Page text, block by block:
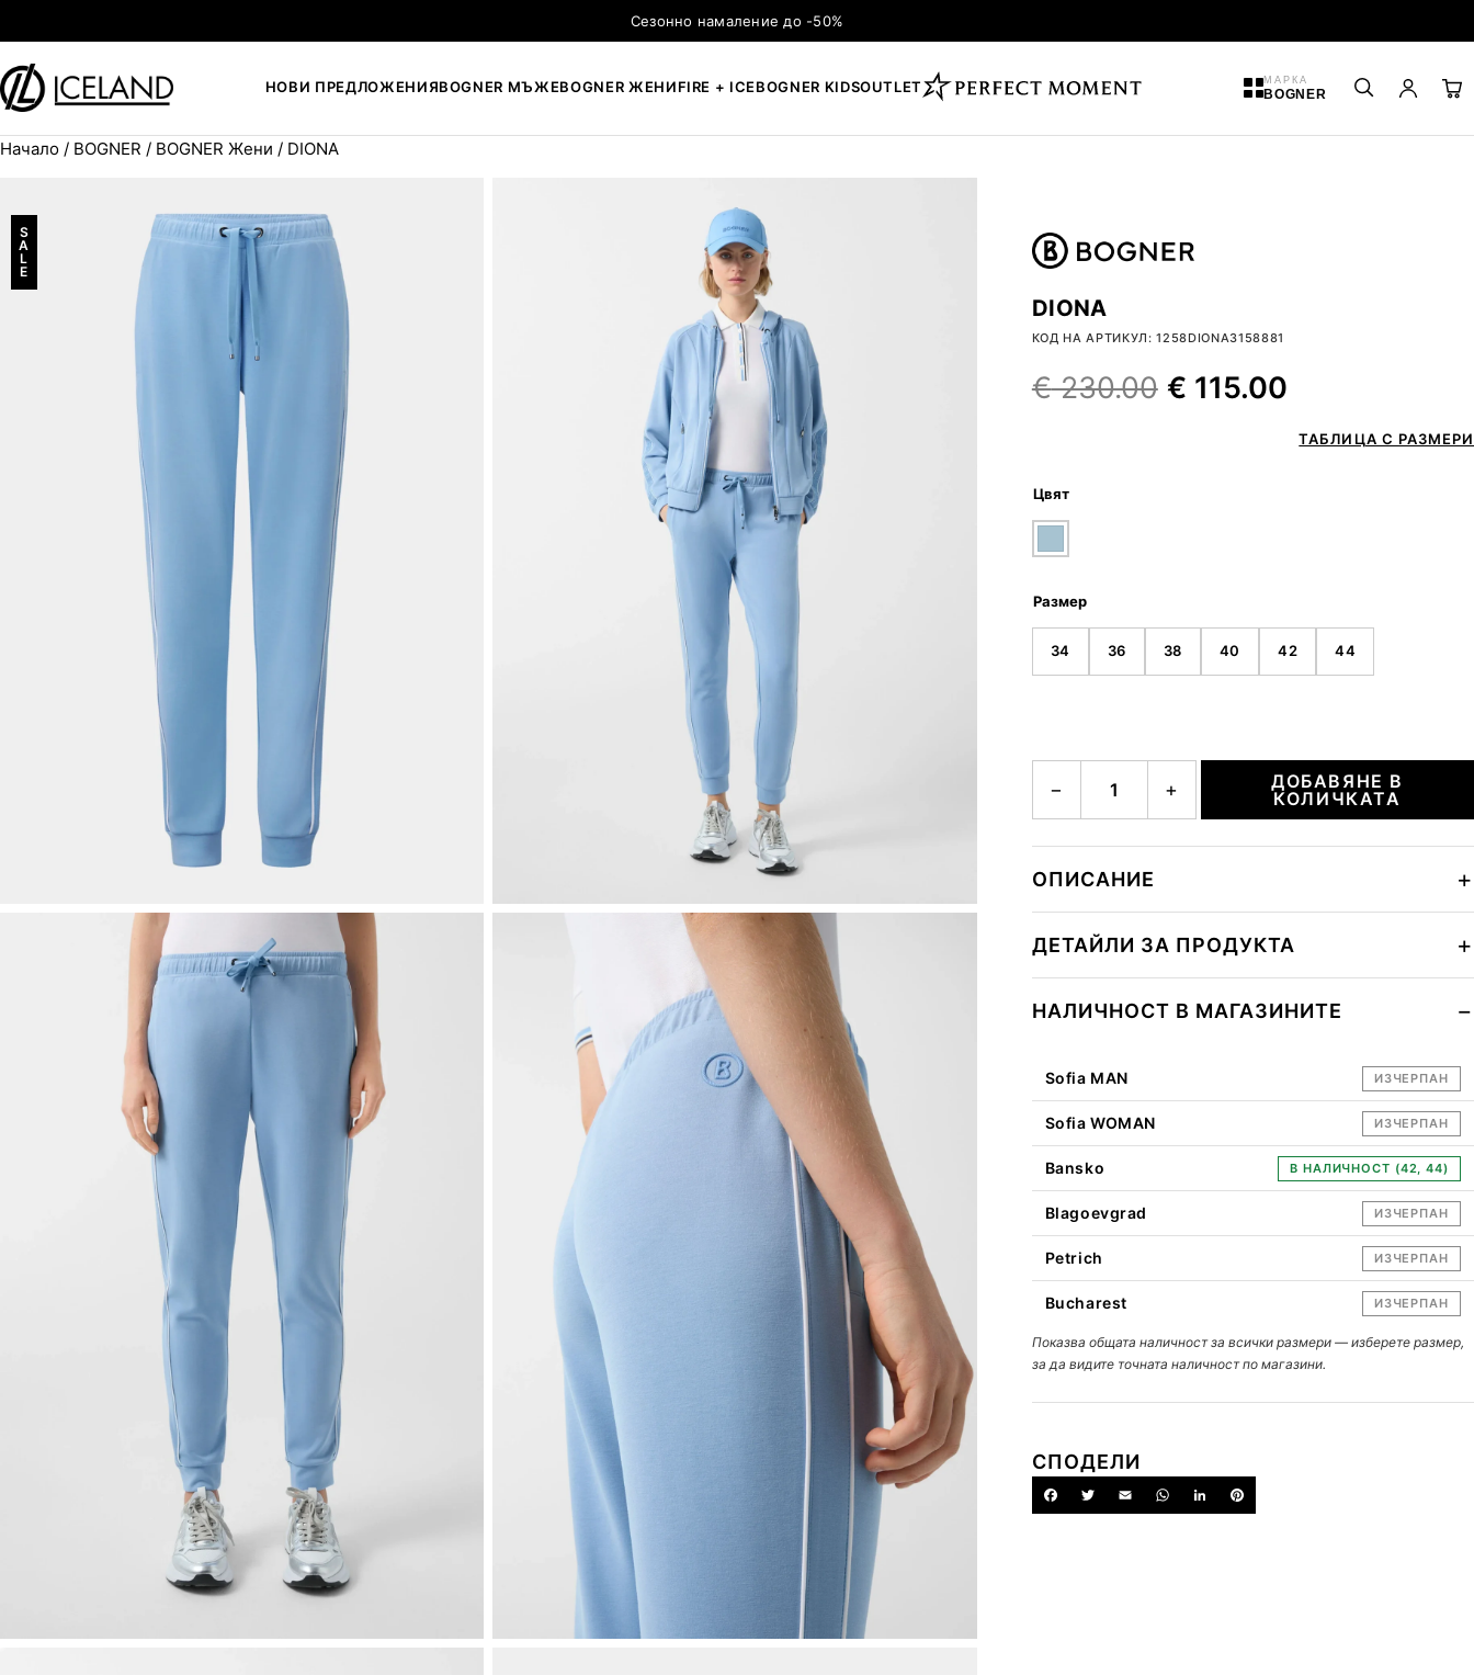
Сезонно намаление до -50%
НОВИ ПРЕДЛОЖЕНИЯBOGNER МЪЖЕBOGNER ЖЕНИFIRE + ICEBOGNER KIDSOUTLET МАРКА
BOGNER
Начало / BOGNER / BOGNER Жени / DIONA
S
A
L
E
DIONA
КОД НА АРТИКУЛ: 1258DIONA3158881
€230.00 € 115.00
ТАБЛИЦА С РАЗМЕРИ
Цвят
Размер
34 36 38 40 42 44
− +
ДОБАВЯНЕ В
КОЛИЧКАТА
ОПИСАНИЕ
ДЕТАЙЛИ ЗА ПРОДУКТА
НАЛИЧНОСТ В МАГАЗИНИТЕ
Sofia MAN ИЗЧЕРПАН
Sofia WOMAN ИЗЧЕРПАН
Bansko В НАЛИЧНОСТ (42, 44)
Blagoevgrad ИЗЧЕРПАН
Petrich ИЗЧЕРПАН
Bucharest ИЗЧЕРПАН
Показва общата наличност за всички размери — изберете размер,
за да видите точната наличност по магазини.
СПОДЕЛИ